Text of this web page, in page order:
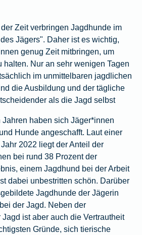
Zeit verbringen Jagdhunde im
Jägers". Daher ist es wichtig,
genug Zeit mitbringen, um
Nur an sehr wenigen Tagen
im unmittelbaren jagdlichen
die Ausbildung und der tägliche
als die Jagd selbst
haben sich Jäger*innen
Hunde angeschafft. Laut einer
2022 liegt der Anteil der
bei rund 38 Prozent der
einem Jagdhund bei der Arbeit
dabei unbestritten schön. Darüber
Jagdhunde der Jägerin
der Jagd. Neben der
ist aber auch die Vertrautheit
Gründe, sich tierische